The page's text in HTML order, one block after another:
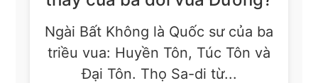
Ngài Bất Không là Quốc sư của ba
triều vua: Huyền Tôn, Túc Tôn và
Đại Tôn. Thọ Sa-di từ...